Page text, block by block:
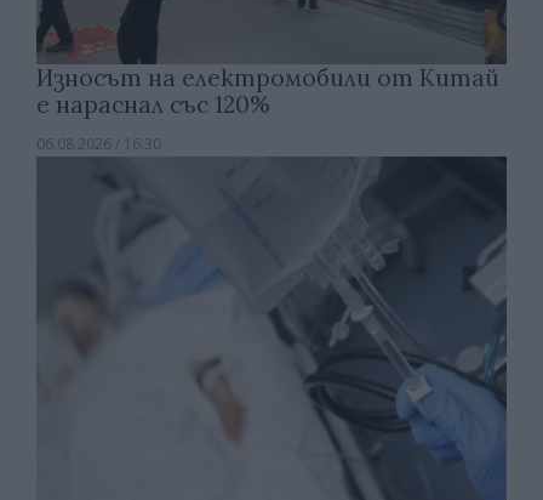
Износът на електромобили от Китай
е нараснал със 120%
06.08.2026 / 16:30